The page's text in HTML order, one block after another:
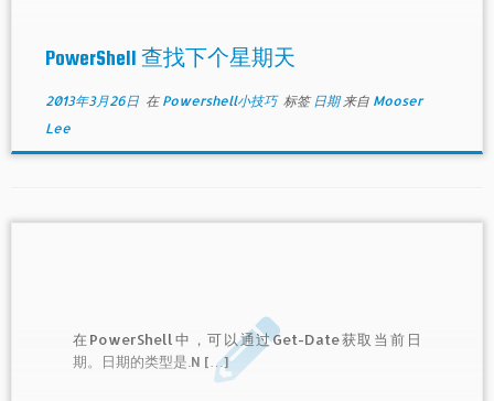
PowerShell 查找下个星期天
2013年3月26日在 Powershell小技巧 标签 日期来自 Mooser
Lee
在PowerShell中，可以通过Get-Date获取当前日
期。日期的类型是.N […]